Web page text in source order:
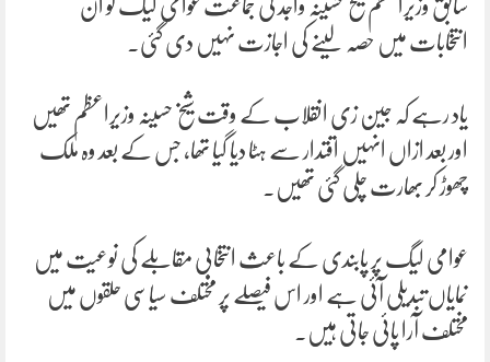
سابق وزیراعظم شیخ حسینہ واجد کی جماعت عوامی لیگ کو ان
انتخابات میں حصہ لینے کی اجازت نہیں دی گئی۔
یاد رہے کہ جین زی انقلاب کے وقت شیخ حسینہ وزیراعظم تھیں
اور بعد ازاں انہیں اقتدار سے ہٹا دیا گیا تھا، جس کے بعد وہ ملک
چھوڑ کر بھارت چلی گئی تھیں۔
عوامی لیگ پر پابندی کے باعث انتخابی مقابلے کی نوعیت میں
نمایاں تبدیلی آئی ہے اور اس فیصلے پر مختلف سیاسی حلقوں میں
مختلف آرا پائی جاتی ہیں۔